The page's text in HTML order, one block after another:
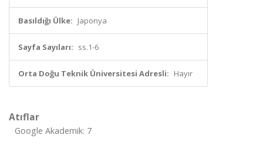
Basıldığı Ülke: Japonya
Sayfa Sayıları: ss.1-6
Orta Doğu Teknik Üniversitesi Adresli: Hayır
Atıflar
Google Akademik: 7